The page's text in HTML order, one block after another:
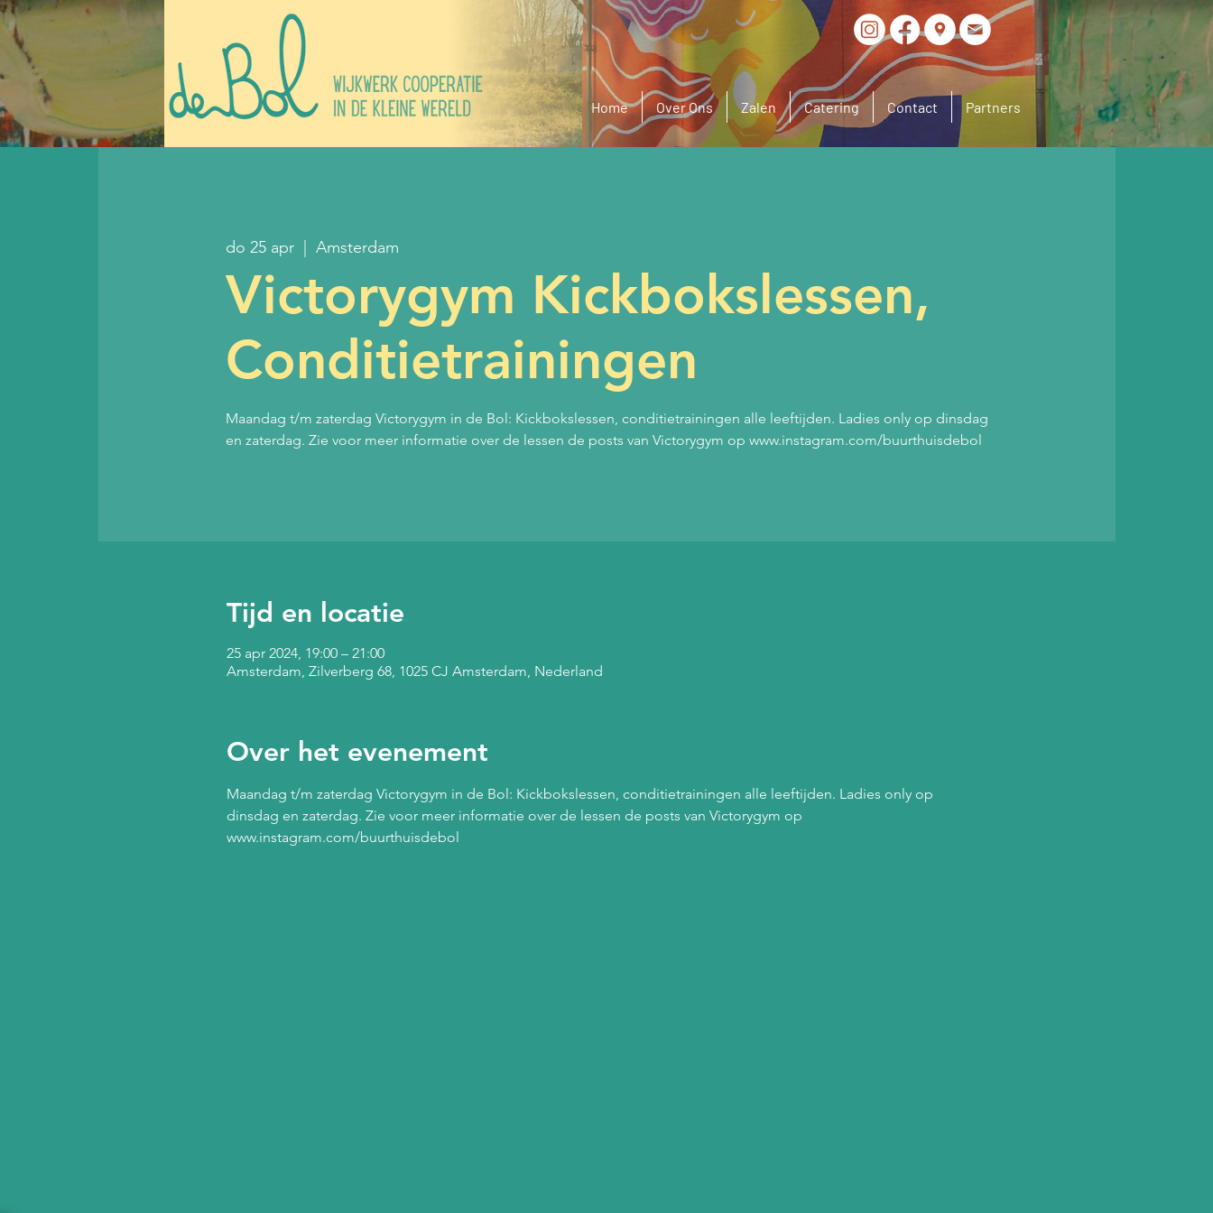
Home Over Ons Zalen Catering Contact Partners
do 25 apr
  |
Amsterdam
Victorygym Kickbokslessen,
Conditietrainingen
Maandag t/m zaterdag Victorygym in de Bol: Kickbokslessen, conditietrainingen alle leeftijden. Ladies only op dinsdag
en zaterdag. Zie voor meer informatie over de lessen de posts van Victorygym op www.instagram.com/buurthuisdebol
Tijd en locatie
25 apr 2024, 19:00 – 21:00
Amsterdam, Zilverberg 68, 1025 CJ Amsterdam, Nederland
Over het evenement
Maandag t/m zaterdag Victorygym in de Bol: Kickbokslessen, conditietrainingen alle leeftijden. Ladies only op
dinsdag en zaterdag. Zie voor meer informatie over de lessen de posts van Victorygym op
www.instagram.com/buurthuisdebol